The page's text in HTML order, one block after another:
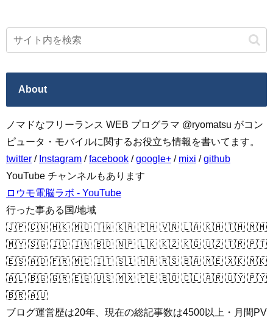
About
ノマドなフリーランス WEB プログラマ @ryomatsu がコン
ピュータ・モバイルに関するお役立ち情報を書いてます。
twitter / Instagram /facebook /google+ / mixi /github
YouTube チャンネルもあります
ロウモ電脳ラボ - YouTube
行った事ある国/地域
🇯🇵 🇨🇳 🇭🇰 🇲🇴 🇹🇼 🇰🇷 🇵🇭 🇻🇳 🇱🇦 🇰🇭 🇹🇭 🇲🇲
🇲🇾 🇸🇬 🇮🇩 🇮🇳 🇧🇩 🇳🇵 🇱🇰 🇰🇿 🇰🇬 🇺🇿 🇹🇷 🇵🇹
🇪🇸 🇦🇩 🇫🇷 🇲🇨 🇮🇹 🇸🇮 🇭🇷 🇷🇸 🇧🇦 🇲🇪 🇽🇰 🇲🇰
🇦🇱 🇧🇬 🇬🇷 🇪🇬 🇺🇸 🇲🇽 🇵🇪 🇧🇴 🇨🇱 🇦🇷 🇺🇾 🇵🇾
🇧🇷 🇦🇺
ブログ運営歴は20年、現在の総記事数は4500以上・月間PV